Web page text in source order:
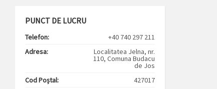
PUNCT DE LUCRU
Telefon:
+40 740 297 211
Adresa:
Localitatea Jelna, nr.
110, Comuna Budacu
de Jos
Cod Poștal:
427017